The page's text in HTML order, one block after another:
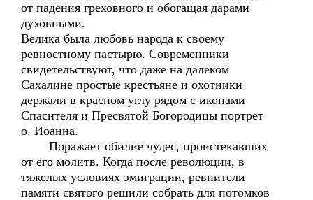
от падения греховного и обогащая дарами
духовными.
Велика была любовь народа к своему
ревностному пастырю. Современники
свидетельствуют, что даже на далеком
Сахалине простые крестьяне и охотники
держали в красном углу рядом с иконами
Спасителя и Пресвятой Богородицы портрет
о. Иоанна.
Поражает обилие чудес, проистекавших
от его молитв. Когда после революции, в
тяжелых условиях эмиграции, ревнители
памяти святого решили собрать для потомков